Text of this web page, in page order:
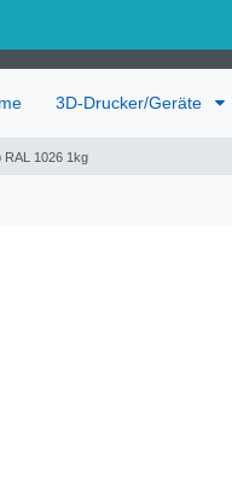
3D-Drucker/Geräte
RAL 1026 1kg